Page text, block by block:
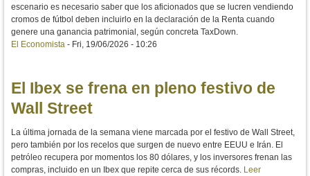
escenario es necesario saber que los aficionados que se lucren vendiendo
cromos de fútbol deben incluirlo en la declaración de la Renta cuando
genere una ganancia patrimonial, según concreta TaxDown.
El Economista - Fri, 19/06/2026 - 10:26
El Ibex se frena en pleno festivo de
Wall Street
La última jornada de la semana viene marcada por el festivo de Wall Street,
pero también por los recelos que surgen de nuevo entre EEUU e Irán. El
petróleo recupera por momentos los 80 dólares, y los inversores frenan las
compras, incluido en un Ibex que repite cerca de sus récords. Leer